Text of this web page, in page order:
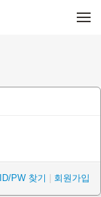
ID/PW 찾기 회원가입